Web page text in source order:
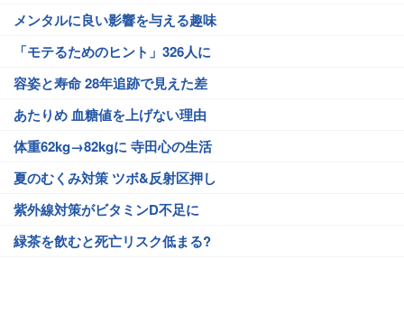
メンタルに良い影響を与える趣味
「モテるためのヒント」326人に
容姿と寿命 28年追跡で見えた差
あたりめ 血糖値を上げない理由
体重62kg→82kgに 寺田心の生活
夏のむくみ対策 ツボ&反射区押し
紫外線対策がビタミンD不足に
緑茶を飲むと死亡リスク低まる?